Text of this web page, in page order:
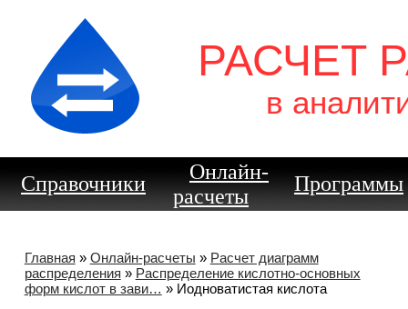
РАСЧЕТ
в
Справочники
Онлайн-
расчеты
Программы
Главная » Онлайн-расчеты » Расчет диаграмм
распределения » Распределение кислотно-основных
форм кислот в зави… » Иодноватистая кислота